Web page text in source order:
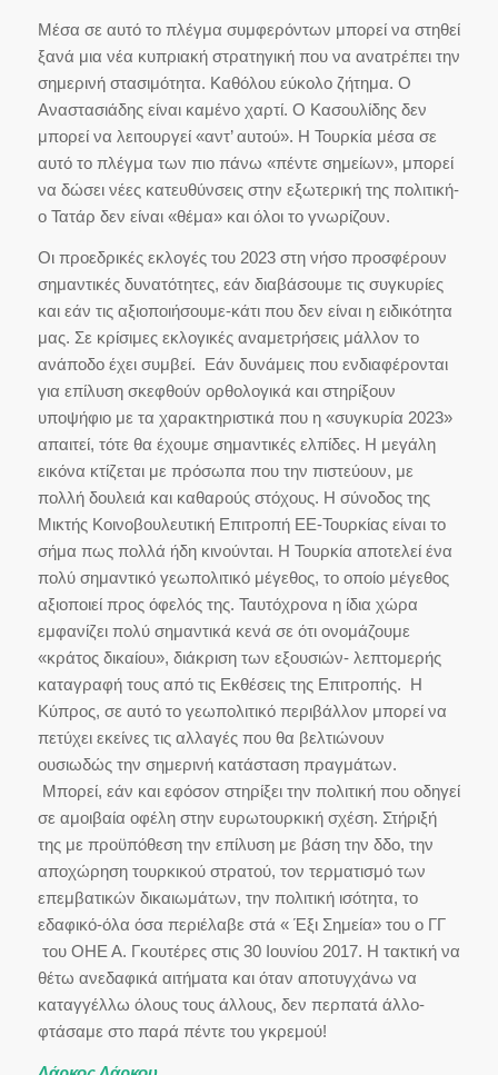
Μέσα σε αυτό το πλέγμα συμφερόντων μπορεί να στηθεί
ξανά μια νέα κυπριακή στρατηγική που να ανατρέπει την
σημερινή στασιμότητα. Καθόλου εύκολο ζήτημα. Ο
Αναστασιάδης είναι καμένο χαρτί. Ο Κασουλίδης δεν
μπορεί να λειτουργεί «αντ’ αυτού». Η Τουρκία μέσα σε
αυτό το πλέγμα των πιο πάνω «πέντε σημείων», μπορεί
να δώσει νέες κατευθύνσεις στην εξωτερική της πολιτική-
ο Τατάρ δεν είναι «θέμα» και όλοι το γνωρίζουν.
Οι προεδρικές εκλογές του 2023 στη νήσο προσφέρουν
σημαντικές δυνατότητες, εάν διαβάσουμε τις συγκυρίες
και εάν τις αξιοποιήσουμε-κάτι που δεν είναι η ειδικότητα
μας. Σε κρίσιμες εκλογικές αναμετρήσεις μάλλον το
ανάποδο έχει συμβεί. Εάν δυνάμεις που ενδιαφέρονται
για επίλυση σκεφθούν ορθολογικά και στηρίξουν
υποψήφιο με τα χαρακτηριστικά που η «συγκυρία 2023»
απαιτεί, τότε θα έχουμε σημαντικές ελπίδες. Η μεγάλη
εικόνα κτίζεται με πρόσωπα που την πιστεύουν, με
πολλή δουλειά και καθαρούς στόχους. Η σύνοδος της
Μικτής Κοινοβουλευτική Επιτροπή ΕΕ-Τουρκίας είναι το
σήμα πως πολλά ήδη κινούνται. Η Τουρκία αποτελεί ένα
πολύ σημαντικό γεωπολιτικό μέγεθος, το οποίο μέγεθος
αξιοποιεί προς όφελός της. Ταυτόχρονα η ίδια χώρα
εμφανίζει πολύ σημαντικά κενά σε ότι ονομάζουμε
«κράτος δικαίου», διάκριση των εξουσιών- λεπτομερής
καταγραφή τους από τις Εκθέσεις της Επιτροπής. Η
Κύπρος, σε αυτό το γεωπολιτικό περιβάλλον μπορεί να
πετύχει εκείνες τις αλλαγές που θα βελτιώνουν
ουσιωδώς την σημερινή κατάσταση πραγμάτων.
Μπορεί, εάν και εφόσον στηρίξει την πολιτική που οδηγεί
σε αμοιβαία οφέλη στην ευρωτουρκική σχέση. Στήριξή
της με προϋπόθεση την επίλυση με βάση την δδο, την
αποχώρηση τουρκικού στρατού, τον τερματισμό των
επεμβατικών δικαιωμάτων, την πολιτική ισότητα, το
εδαφικό-όλα όσα περιέλαβε στά « Έξι Σημεία» του ο ΓΓ
του ΟΗΕ Α. Γκουτέρες στις 30 Ιουνίου 2017. Η τακτική να
θέτω ανεδαφικά αιτήματα και όταν αποτυγχάνω να
καταγγέλλω όλους τους άλλους, δεν περπατά άλλο-
φτάσαμε στο παρά πέντε του γκρεμού!